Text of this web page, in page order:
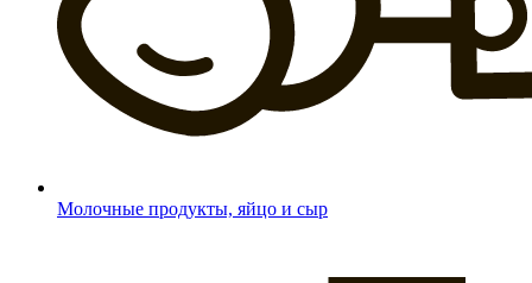
Молочные продукты, яйцо и сыр